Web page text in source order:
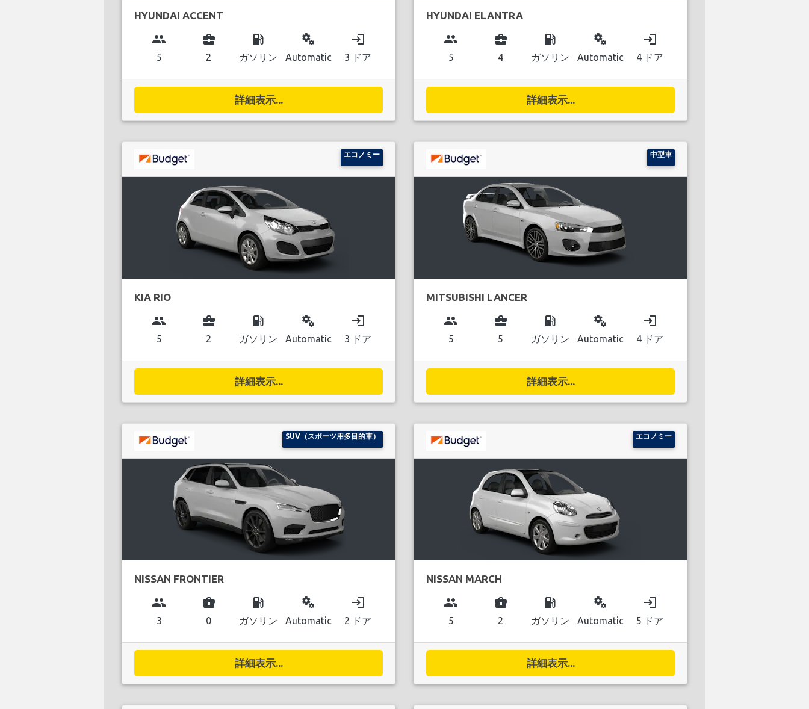
HYUNDAI ACCENT
group
5
business_center
2
local_gas_station
ガソリン
miscellaneous_services
Automatic
login
3 ドア
詳細表示...
HYUNDAI ELANTRA
group
5
business_center
4
local_gas_station
ガソリン
miscellaneous_services
Automatic
login
4 ドア
詳細表示...
エコノミー
KIA RIO
group
5
business_center
2
local_gas_station
ガソリン
miscellaneous_services
Automatic
login
3 ドア
詳細表示...
中型車
MITSUBISHI LANCER
group
5
business_center
5
local_gas_station
ガソリン
miscellaneous_services
Automatic
login
4 ドア
詳細表示...
SUV（スポーツ用多目的車）
NISSAN FRONTIER
group
3
business_center
0
local_gas_station
ガソリン
miscellaneous_services
Automatic
login
2 ドア
詳細表示...
エコノミー
NISSAN MARCH
group
5
business_center
2
local_gas_station
ガソリン
miscellaneous_services
Automatic
login
5 ドア
詳細表示...